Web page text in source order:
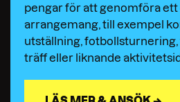
pengar för att genomföra
arrangemang, till exempel
utställning, fotbollsturnering,
träff eller liknande